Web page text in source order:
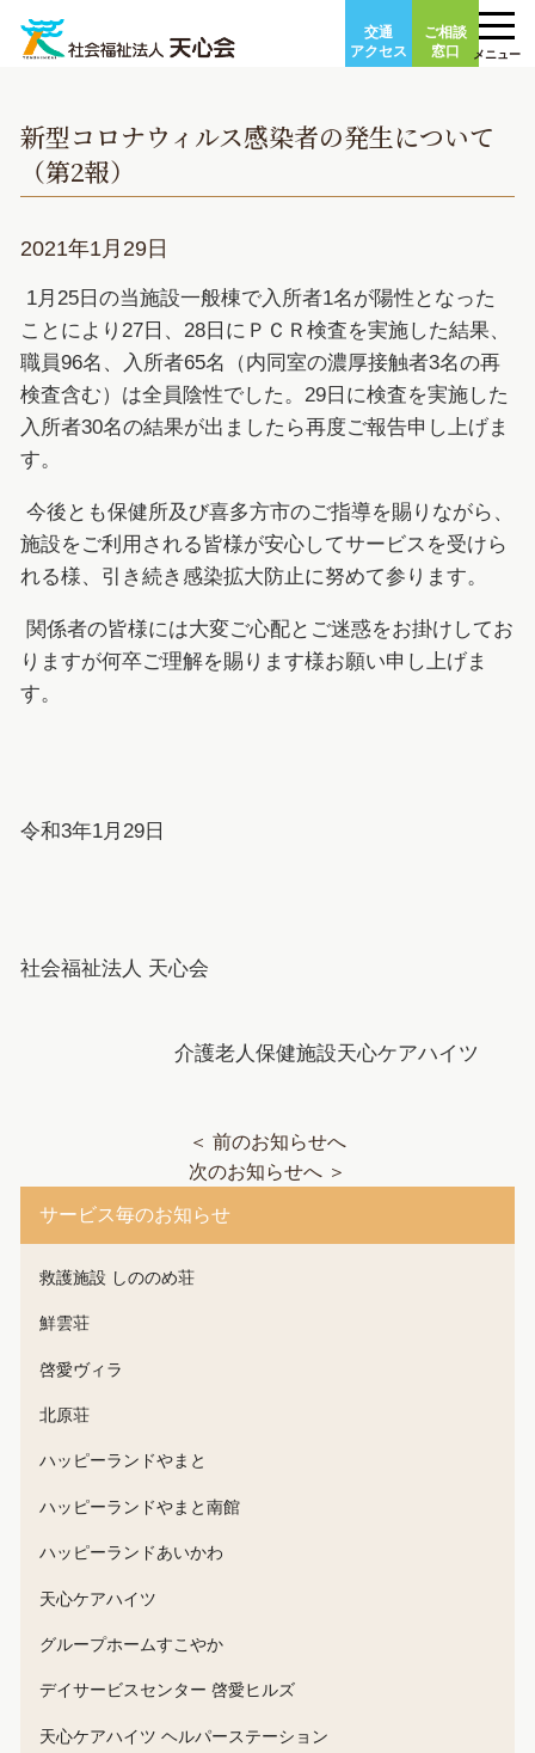
content
交通
アクセス
ご相談
窓口
メニュー
新型コロナウィルス感染者の発生について
（第2報）
2021年1月29日
1月25日の当施設一般棟で入所者1名が陽性となった
ことにより27日、28日にＰＣＲ検査を実施した結果、
職員96名、入所者65名（内同室の濃厚接触者3名の再
検査含む）は全員陰性でした。29日に検査を実施した
入所者30名の結果が出ましたら再度ご報告申し上げま
す。
今後とも保健所及び喜多方市のご指導を賜りながら、
施設をご利用される皆様が安心してサービスを受けら
れる様、引き続き感染拡大防止に努めて参ります。
関係者の皆様には大変ご心配とご迷惑をお掛けしてお
りますが何卒ご理解を賜ります様お願い申し上げま
す。
令和3年1月29日
社会福祉法人 天心会
介護老人保健施設天心ケアハイツ
＜ 前のお知らせへ
次のお知らせへ ＞
サービス毎のお知らせ
救護施設 しののめ荘
鮮雲荘
啓愛ヴィラ
北原荘
ハッピーランドやまと
ハッピーランドやまと南館
ハッピーランドあいかわ
天心ケアハイツ
グループホームすこやか
デイサービスセンター 啓愛ヒルズ
天心ケアハイツ ヘルパーステーション